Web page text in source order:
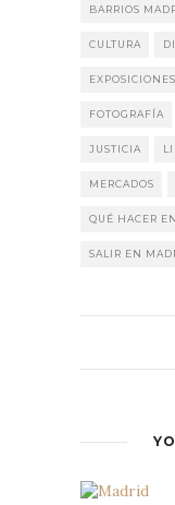
BARRIOS
CULTURA
EXPOSICIONES
FOTOGRAFÍA
JUSTICIA
MERCADOS
QUÉ HACER
SALIR EN